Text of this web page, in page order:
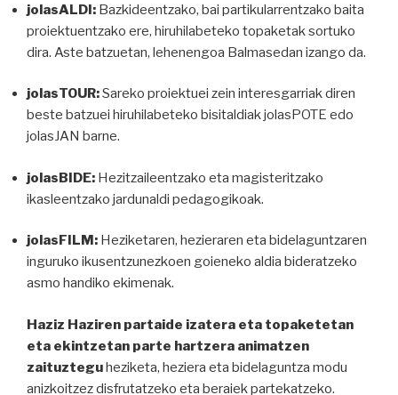
jolasALDI: Bazkideentzako, bai partikularrentzako baita
proiektuentzako ere, hiruhilabeteko topaketak sortuko
dira. Aste batzuetan, lehenengoa Balmasedan izango da.
jolasTOUR:Sareko proiektuei zein interesgarriak diren
beste batzuei hiruhilabeteko bisitaldiak jolasPOTE edo
jolasJAN barne.
jolasBIDE: Hezitzaileentzako eta magisteritzako
ikasleentzako jardunaldi pedagogikoak.
jolasFILM: Heziketaren, hezieraren eta bidelaguntzaren
inguruko ikusentzunezkoen goieneko aldia bideratzeko
asmo handiko ekimenak.
Haziz Haziren partaide izatera eta topaketetan
eta ekintzetan parte hartzera animatzen
zaituzteguheziketa, heziera eta bidelaguntza modu
anizkoitzez disfrutatzeko eta beraiek partekatzeko.